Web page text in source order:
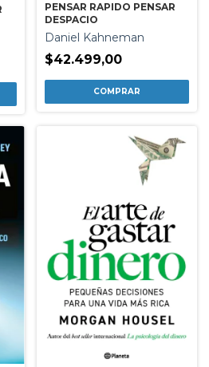
PENSAR RAPIDO PENSAR
DESPACIO
Daniel Kahneman
$42.499,00